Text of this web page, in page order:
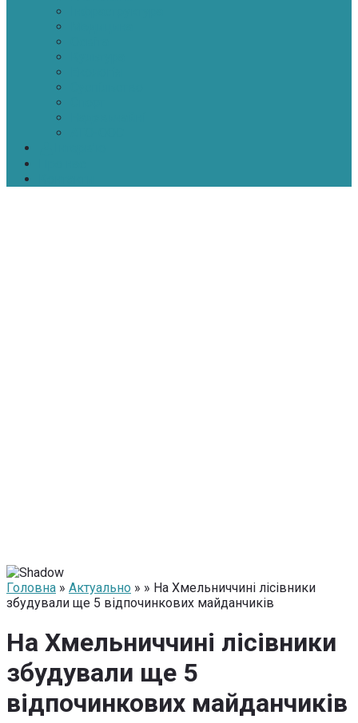
Головна » Актуально » » На Хмельниччині лісівники
збудували ще 5 відпочинкових майданчиків
На Хмельниччині лісівники
збудували ще 5
відпочинкових майданчиків